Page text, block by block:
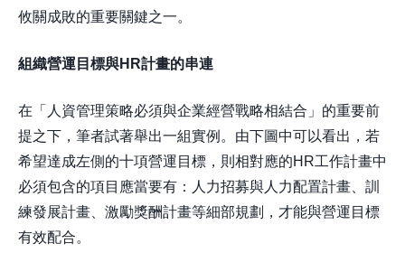
攸關成敗的重要關鍵之一。
組織營運目標與HR計畫的串連
在「人資管理策略必須與企業經營戰略相結合」的重要前
提之下，筆者試著舉出一組實例。由下圖中可以看出，若
希望達成左側的十項營運目標，則相對應的HR工作計畫中
必須包含的項目應當要有：人力招募與人力配置計畫、訓
練發展計畫、激勵獎酬計畫等細部規劃，才能與營運目標
有效配合。